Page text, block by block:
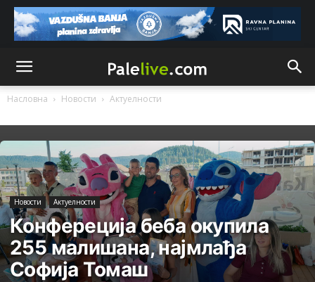
Насловна Новости Актуeлности
Новости Актуeлности
Конфереција беба окупила
255 малишана, најмлађа
Софија Томаш